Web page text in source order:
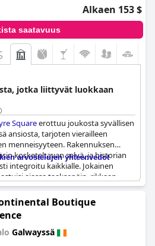
Alkaen 153 $
saatavuus
jotka liittyvät luokkaan
Squareerottuu joukosta syvällisen
ansiosta, tarjoten vierailleen
menneisyyteen. Rakennuksen
kosketeltavan selvä, ja historian
integroitu kaikkialle. Jokainen
ajassa taaksepäin, rikkaan
Hotelli sijaitsee
osassa Galwayta, lukuisten
Itse rakennus on
jossa on vanhempi,
ja historiallinen sisustus, joka
Liitetty kaunis vanha pubi
arvostelujen yhteenvedot
Boutique
Galwayssä